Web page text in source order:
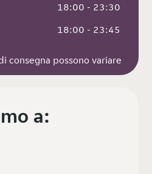
18:00 - 23:30
18:00 - 23:45
consegna possono variare
a: